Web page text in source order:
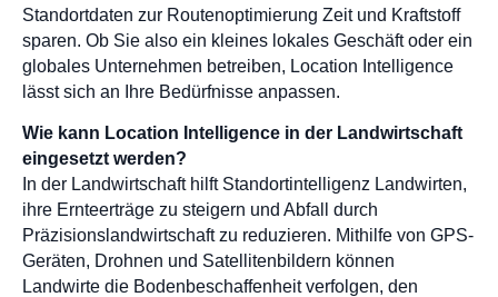
Standortdaten zur Routenoptimierung Zeit und Kraftstoff
sparen. Ob Sie also ein kleines lokales Geschäft oder ein
globales Unternehmen betreiben, Location Intelligence
lässt sich an Ihre Bedürfnisse anpassen.
Wie kann Location Intelligence in der Landwirtschaft
eingesetzt werden?
In der Landwirtschaft hilft Standortintelligenz Landwirten,
ihre Ernteerträge zu steigern und Abfall durch
Präzisionslandwirtschaft zu reduzieren. Mithilfe von GPS-
Geräten, Drohnen und Satellitenbildern können
Landwirte die Bodenbeschaffenheit verfolgen, den